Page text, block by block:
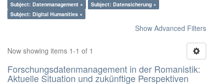
Subject: Datenmanagement ×
Subject: Datensicherung ×
Subject: Digital Humanities ×
Show Advanced Filters
Now showing items 1-1 of 1
Forschungsdatenmanagement in der Romanistik:
Aktuelle Situation und zukünftige Perspektiven